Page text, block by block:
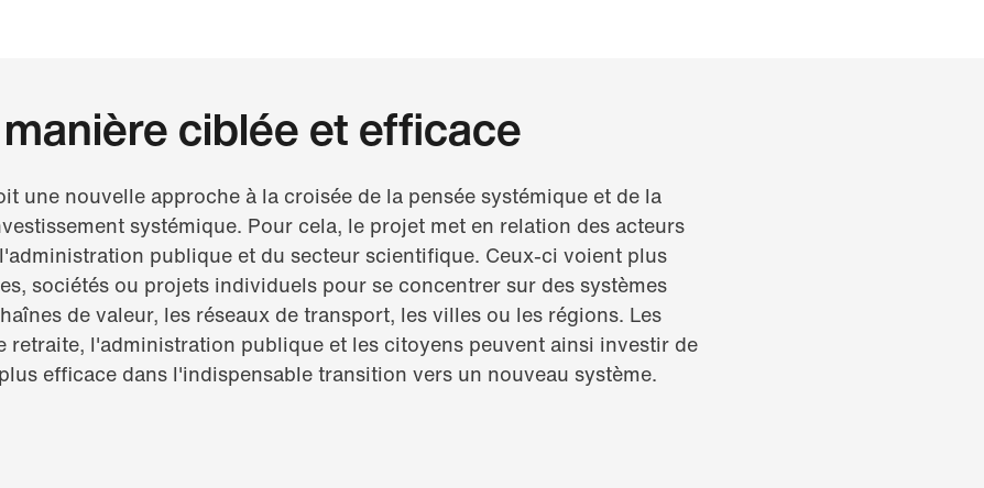
ciblée et efficace
une nouvelle approche à la croisée de la pensée systémique et de la
systémique. Pour cela, le projet met en relation des acteurs
publique et du secteur scientifique. Ceux-ci voient plus
sociétés ou projets individuels pour se concentrer sur des systèmes
de valeur, les réseaux de transport, les villes ou les régions. Les
retraite, l'administration publique et les citoyens peuvent ainsi investir de
efficace dans l'indispensable transition vers un nouveau système.